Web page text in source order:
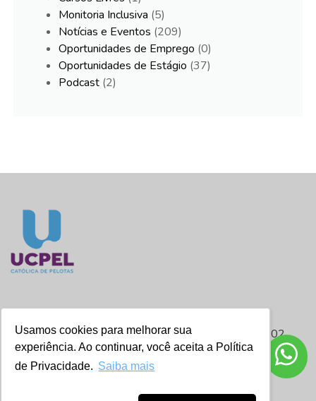
Usamos cookies para melhorar sua
experiência. Ao continuar, você aceita a Política
de Privacidade. Saiba mais
Monitoria Inclusiva (5)
Notícias e Eventos (209)
Oportunidades de Emprego (0)
Oportunidades de Estágio (37)
Podcast (2)
Contato: nae.estudante@ucpel.edu.br / (53) 2128.8202
Endereço: Rua Gonçalves Chaves, 373 – Jardim da Reitoria -
Térreo